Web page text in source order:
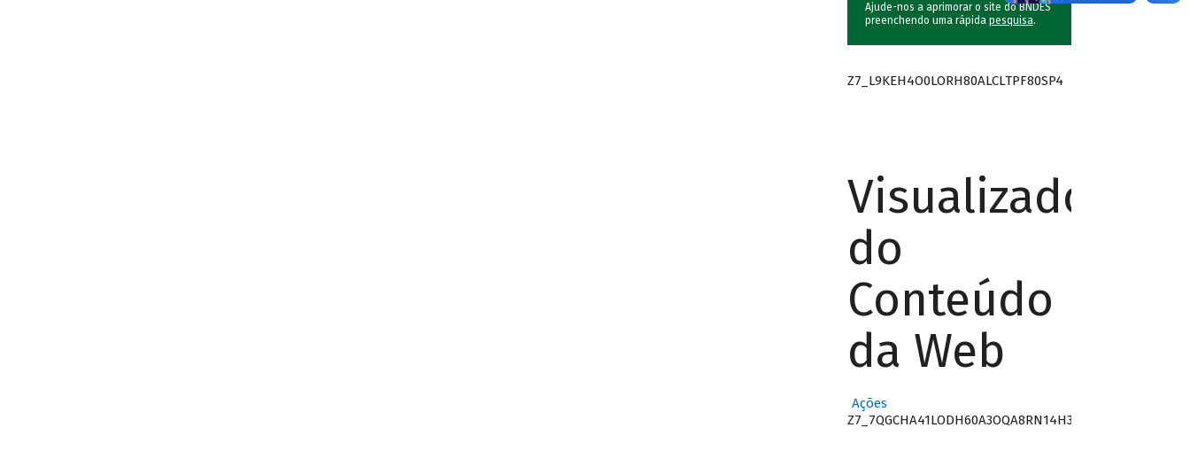
Ajude-nos a aprimorar o site do BNDES
preenchendo uma rápida pesquisa.
Z7_L9KEH4O0LORH80ALCLTPF80SP4
Visualizador
do
Conteúdo
da Web
Ações
Z7_7QGCHA41LODH60A3OQA8RN14H3